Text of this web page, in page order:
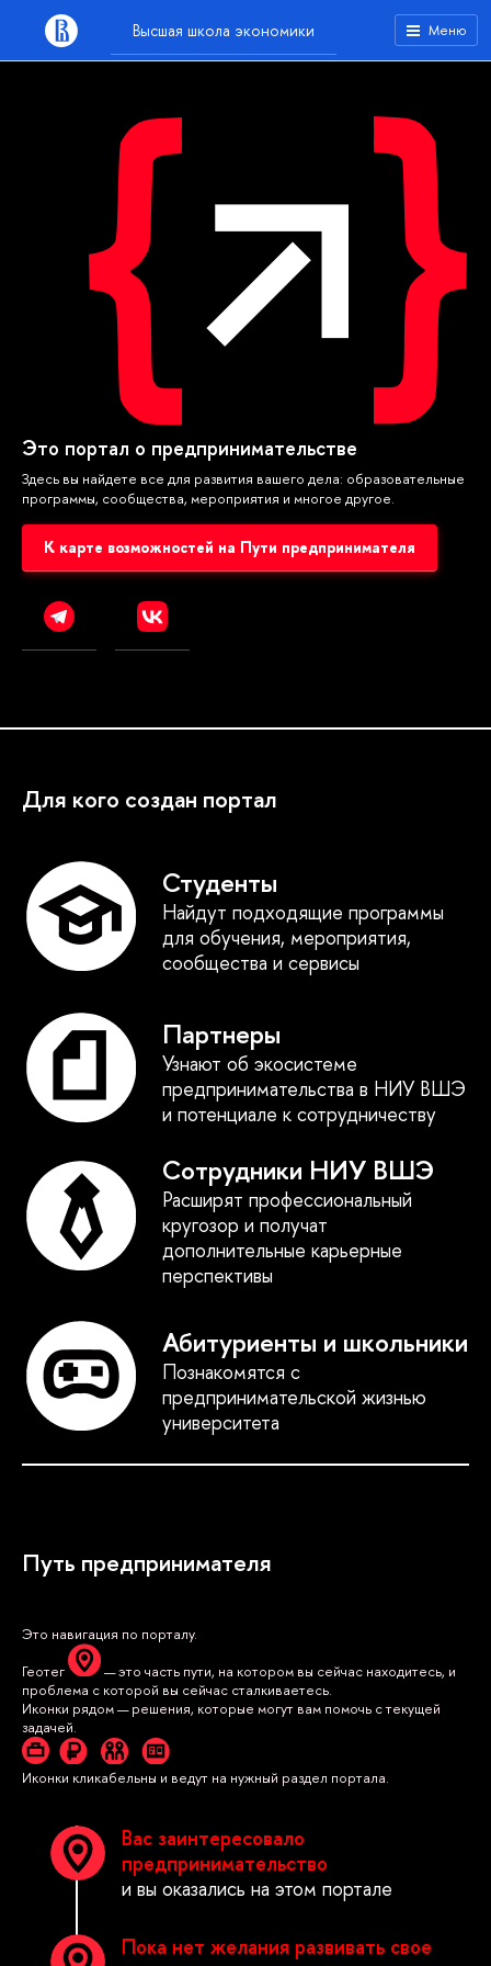
Высшая школа экономики Меню
Это портал о предпринимательстве
Здесь вы найдете все для развития вашего дела: образовательные
программы, сообщества, мероприятия и многое другое.
К карте возможностей на Пути предпринимателя
Для кого создан портал
Студенты
Найдут подходящие программы
для обучения, мероприятия,
сообщества и сервисы
Партнеры
Узнают об экосистеме
предпринимательства в НИУ ВШЭ
и потенциале к сотрудничеству
Сотрудники НИУ ВШЭ
Расширят профессиональный
кругозор и получат
дополнительные карьерные
перспективы
Абитуриенты и школьники
Познакомятся с
предпринимательской жизнью
университета
Путь предпринимателя
Это навигация по порталу.
Геотег
— это часть пути, на котором вы сейчас находитесь, и
проблема с которой вы сейчас сталкиваетесь.
Иконки рядом — решения, которые могут вам помочь с текущей
задачей.
Иконки кликабельны и ведут на нужный раздел портала.
Вас заинтересовало
предпринимательство
и вы оказались на этом портале
Пока нет желания развивать свое